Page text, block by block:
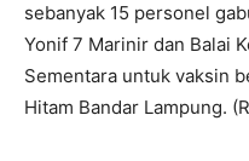
sebanyak 15 personel
Yonif 7 Marinir dan Balai
Sementara untuk vaksin
Hitam Bandar Lampung.